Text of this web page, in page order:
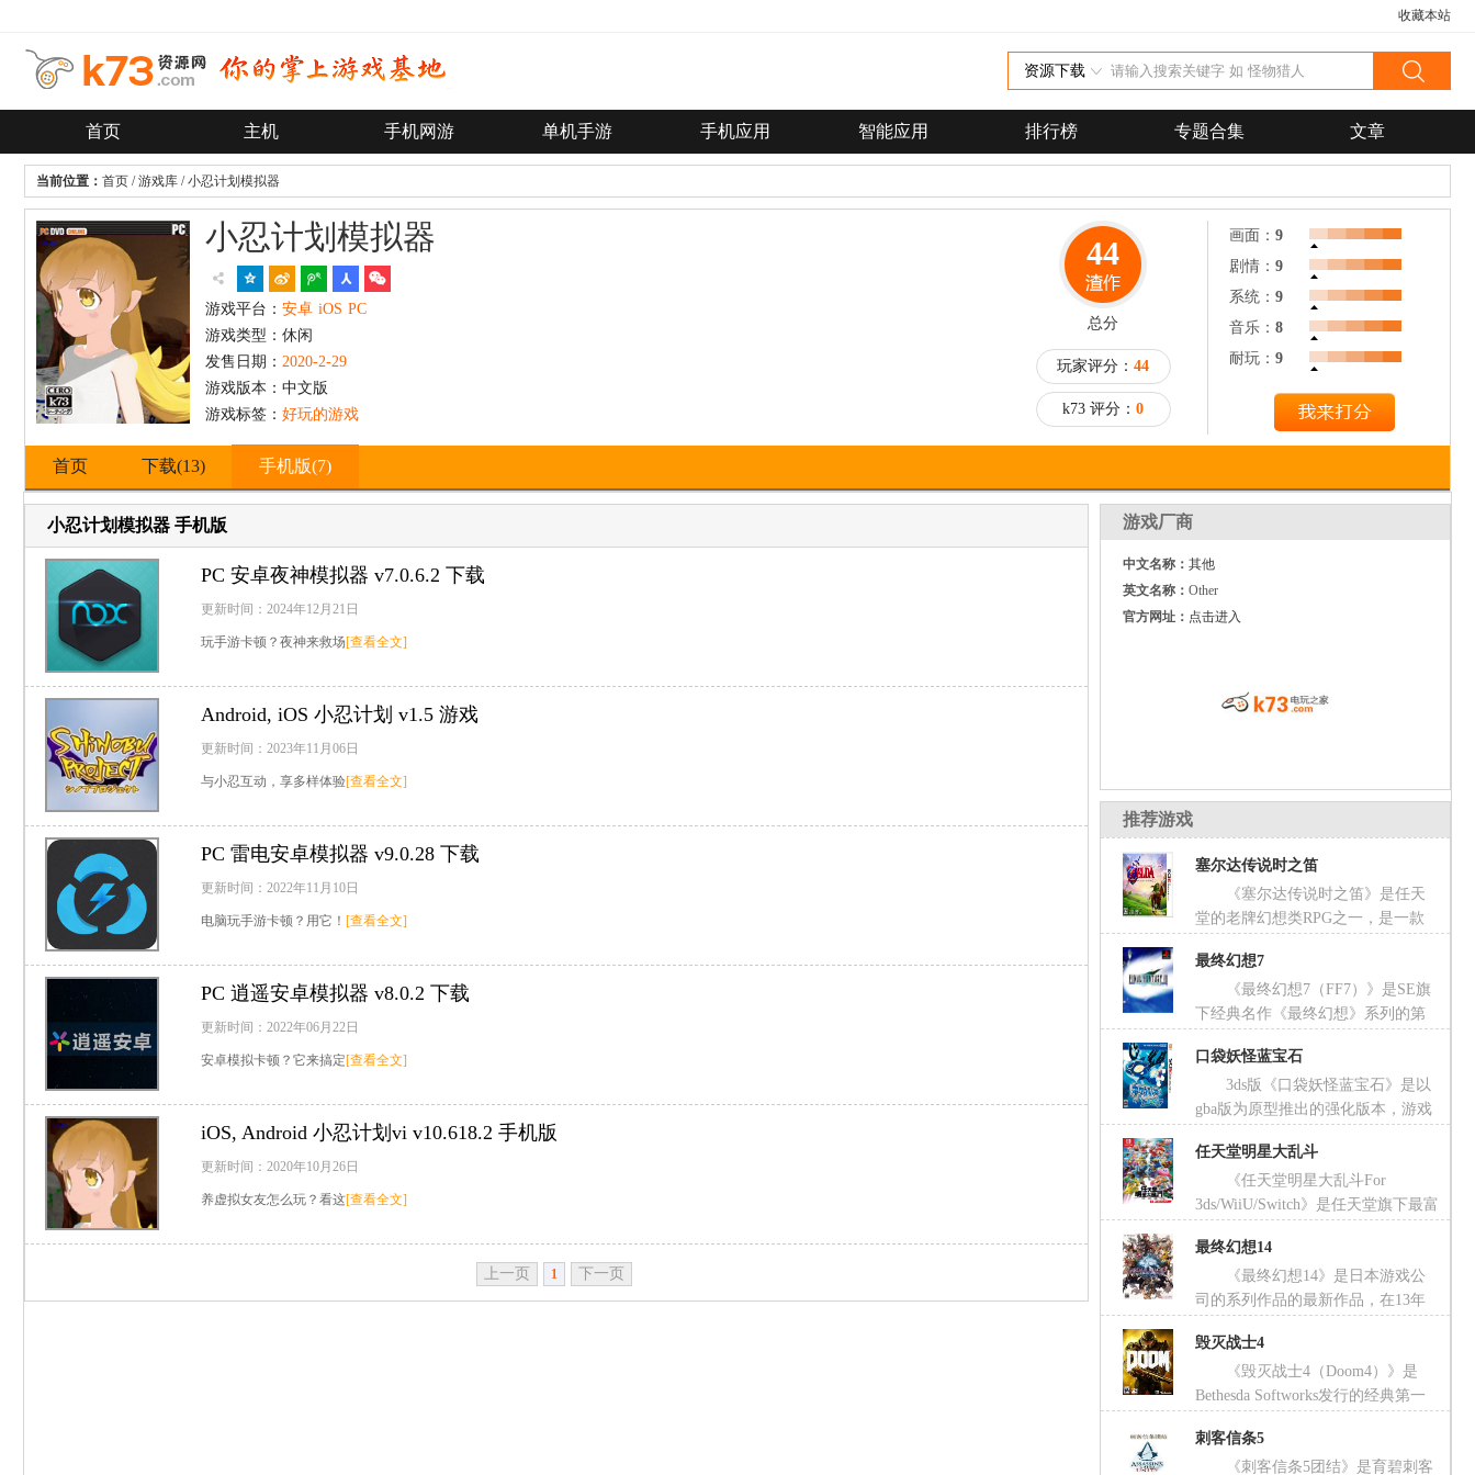
收藏本站
资源下载
首页 主机 手机网游 单机手游 手机应用 智能应用 排行榜 专题合集 文章
当前位置： 首页 /游戏库 /小忍计划模拟器
小忍计划模拟器
游戏平台： 安卓 iOS PC
游戏类型： 休闲
发售日期： 2020-2-29
游戏版本： 中文版
游戏标签： 好玩的游戏
44
总分
玩家评分： 44
k73 评分： 0
画面： 9
剧情： 9
系统： 9
音乐： 8
耐玩： 9
首页 下载(13) 手机版(7)
小忍计划模拟器 手机版
PC 安卓夜神模拟器 v7.0.6.2 下载
更新时间：2024年12月21日
玩手游卡顿？夜神来救场[查看全文]
Android, iOS 小忍计划 v1.5 游戏
更新时间：2023年11月06日
与小忍互动，享多样体验[查看全文]
PC 雷电安卓模拟器 v9.0.28 下载
更新时间：2022年11月10日
电脑玩手游卡顿？用它！ [查看全文]
PC 逍遥安卓模拟器 v8.0.2 下载
更新时间：2022年06月22日
安卓模拟卡顿？它来搞定[查看全文]
iOS, Android 小忍计划vi v10.618.2 手机版
更新时间：2020年10月26日
养虚拟女友怎么玩？看这[查看全文]
上一页 1 下一页
游戏厂商
中文名称： 其他
英文名称： Other
官方网址： 点击进入
推荐游戏
塞尔达传说时之笛
《塞尔达传说时之笛》是任天
堂的老牌幻想类RPG之一，是一款
布于NGC平台上，获得了fami通满分评价，之后
3ds平台上进行了画面效果，迷宫，音乐等方面的
重制版《塞尔达传说时之笛3d》，本作中虽然还是
一如既往的控制林克探险，但在游戏开始不久，会
获得一支陶笛。随着游戏进行将陆续学会更多旋律
用来解锁一些事件。
最终幻想7
《最终幻想7（FF7）》是SE旗
下经典名作《最终幻想》系列的第
款作品，发售在PS平台的本作在当时以其精美的
画面、动听的音乐、感人的剧情、深刻的人物塑
造、成熟的系统受到玩家和媒体的一致认可，游戏
在销量和口碑上获得双丰收，成为了当年的最强
RPG。时隔多年，本作仍然被玩家所怀念，许多玩
家对于本作的重制异常期待，不过SE已经没有勇
气重制这款经典神作了。
口袋妖怪蓝宝石
3ds版《口袋妖怪蓝宝石》是以
gba版为原型推出的强化版本，游戏
神兽以及pm妖怪，前作《口袋妖怪xy》中登场的
mega进化也在本作中追加，更加魄力的3d战斗引
入到本作中。
任天堂明星大乱斗
《任天堂明星大乱斗For
3ds/WiiU/Switch》是任天堂旗下最富
最新作，游戏选择了登陆公司旗下的Switch、WiiU
和3ds平台，在画面上WiiU版首次实现了高清化，
3ds版画面虽不如主机版，但是追加了许多独有的
玩法，Switch版更是内容最为全面。除了在画面和
登场关卡不同以外，登场的角色全部一样，招式自
然也一致。游戏分为本地联机和网络联机两部分，
你可以与你的家人、朋友一起领略这款游戏的欢
最终幻想14
《最终幻想14》是日本游戏公
司的系列作品的最新作品，在13年
目前正在进行着紧张的测试之中。在这款游戏中将
拥有庞大的世界观，艾欧泽亚大陆、海德森等。不
同的种族怀不同的城市区域让大家有更多的选择，
毁灭战士4
《毁灭战士4（Doom4）》是
Bethesda Softworks发行的经典第一
作，也是登陆次世代家用主机平台的最新作。作为
系列最新作，本作画面表现借助小组强大的开发实
刺客信条5
《刺客信条5团结》是育碧刺客